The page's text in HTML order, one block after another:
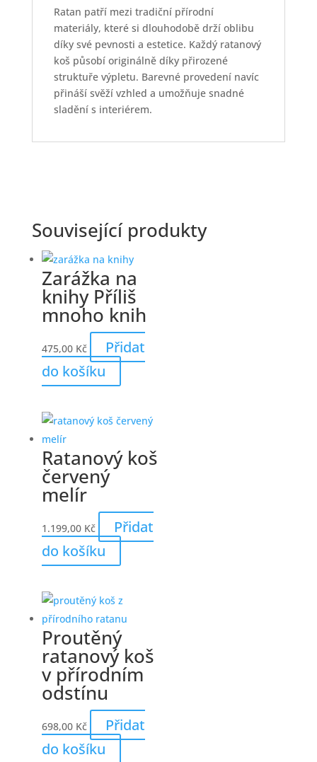
Ratan patří mezi tradiční přírodní
materiály, které si dlouhodobě drží oblibu
díky své pevnosti a estetice. Každý ratanový
koš působí originálně díky přirozené
struktuře výpletu. Barevné provedení navíc
přináší svěží vzhled a umožňuje snadné
sladění s interiérem.
Související produkty
Zarážka na
knihy Příliš
mnoho knih
475,00 Kč
Přidat
do košíku
Ratanový koš
červený
melír
1.199,00 Kč
Přidat
do košíku
Proutěný
ratanový koš
v přírodním
odstínu
698,00 Kč
Přidat
do košíku